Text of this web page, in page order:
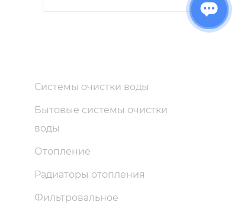
Системы очистки воды
Бытовые системы очистки
воды
Отопление
Радиаторы отопления
Фильтровальное